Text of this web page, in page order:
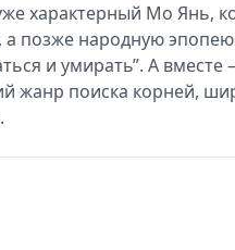
характерный Мо Янь,
а позже народную
и умирать”. А вместе –
жанр поиска корней,